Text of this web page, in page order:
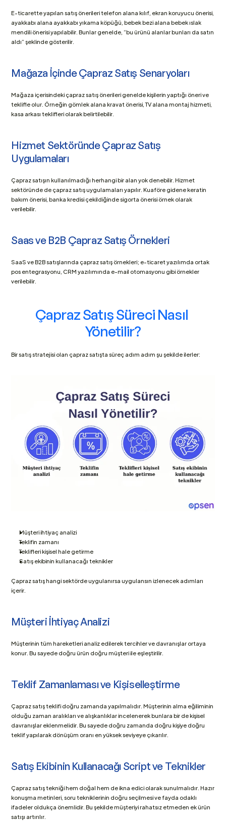
E-ticarette yapılan satış önerileri telefon alana kılıf, ekran koruyucu önerisi,
ayakkabı alana ayakkabı yıkama köpüğü, bebek bezi alana bebek ıslak
mendili önerisi yapılabilir. Bunlar genelde, “bu ürünü alanlar bunları da satın
aldı” şeklinde gösterilir.
Mağaza İçinde Çapraz Satış Senaryoları
Mağaza içerisindeki çapraz satış önerileri genelde kişilerin yaptığı öneri ve
teklifle olur. Örneğin gömlek alana kravat önerisi, TV alana montaj hizmeti,
kasa arkası teklifleri olarak belirtilebilir.
Hizmet Sektöründe Çapraz Satış
Uygulamaları
Çapraz satışın kullanılmadığı herhangi bir alan yok denebilir. Hizmet
sektöründe de çapraz satış uygulamaları yapılır. Kuaföre gidene keratin
bakım önerisi, banka kredisi çekildiğinde sigorta önerisi örnek olarak
verilebilir.
Saas ve B2B Çapraz Satış Örnekleri
SaaS ve B2B satışlarında çapraz satış örnekleri; e-ticaret yazılımda ortak
pos entegrasyonu, CRM yazılımında e-mail otomasyonu gibi örnekler
verilebilir.
Çapraz Satış Süreci Nasıl
Yönetilir?
Bir satış stratejisi olan çapraz satışta süreç adım adım şu şekilde ilerler:
Müşteri ihtiyaç analizi
Teklifin zamanı
Teklifleri kişisel hale getirme
Satış ekibinin kullanacağı teknikler
Çapraz satış hangi sektörde uygulanırsa uygulansın izlenecek adımları
içerir.
Müşteri İhtiyaç Analizi
Müşterinin tüm hareketleri analiz edilerek tercihler ve davranışlar ortaya
konur. Bu sayede doğru ürün doğru müşteri ile eşleştirilir.
Teklif Zamanlaması ve Kişiselleştirme
Çapraz satış teklifi doğru zamanda yapılmalıdır. Müşterinin alma eğiliminin
olduğu zaman aralıkları ve alışkanlıklar incelenerek bunlara bir de kişisel
davranışlar eklenmelidir. Bu sayede doğru zamanda doğru kişiye doğru
teklif yapılarak dönüşüm oranı en yüksek seviyeye çıkarılır.
Satış Ekibinin Kullanacağı Script ve Teknikler
Çapraz satış tekniği hem doğal hem de ikna edici olarak sunulmalıdır. Hazır
konuşma metinleri, soru tekniklerinin doğru seçilmesi ve fayda odaklı
ifadeler oldukça önemlidir. Bu şekilde müşteriyi rahatsız etmeden ek ürün
satışı artırılır.